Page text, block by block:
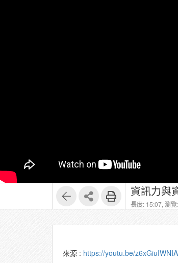
資訊力
長度: 15:07, 瀏
來源 : https://youtu.be/z6xGiuIWNIA